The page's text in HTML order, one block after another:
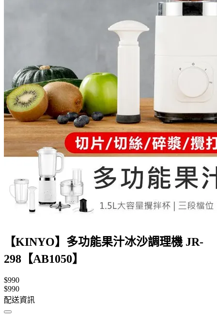
【KINYO】多功能果汁冰沙調理機 JR-
298【AB1050】
$990
$990
配送資訊